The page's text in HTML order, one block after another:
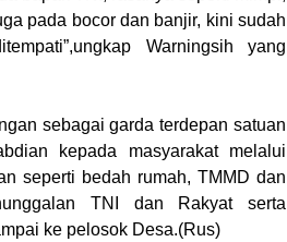
pada bocor dan banjir, kini sudah
Warningsih yang
sebagai garda terdepan satuan
kepada masyarakat melalui
seperti bedah rumah, TMMD dan
TNI dan Rakyat serta
ke pelosok Desa.(Rus)